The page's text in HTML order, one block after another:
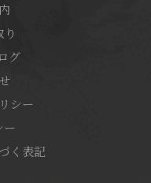
グ
シー
ー
く表記